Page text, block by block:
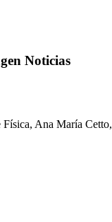
Noticias
Ana María